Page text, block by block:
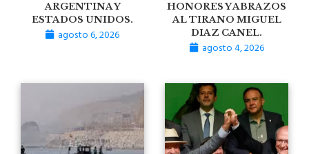
ARGENTINA Y
ESTADOS UNIDOS.
agosto 6, 2026
HONORES Y ABRAZOS
AL TIRANO MIGUEL
DIAZ CANEL.
agosto 4, 2026